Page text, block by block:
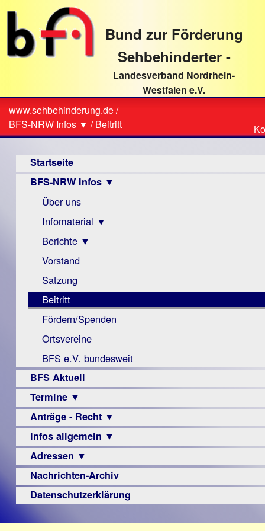
direkt
Textinhalt
Bund zur Förderung
Sehbehinderter -
Landesverband Nordrhein-
Westfalen e.V.
Sie
sind
hier
www.sehbehinderung.de/
BFS-NRW Infos ▼ /Beitritt
Startseite
BFS-NRW Infos ▼
Über uns
Infomaterial ▼
Visus
Zeitschrift
Monokular
Mac
Instagram-
Links
Berichte ▼
Archiv
Berichte
Vorstand
Satzung
Beitritt
Fördern/Spenden
Ortsvereine
BFS e.V. bundesweit
BFS Aktuell
Termine ▼
Veranstaltungsprogramme
Anträge - Recht ▼
Archiv
Urteile
Infos allgemein ▼
Sehbehinderung
Frühförderung
Schule
–
Adressen ▼
Augenoptiker
Berufsbildungswerke
Nachrichten-Archiv
Datenschutzerklärung